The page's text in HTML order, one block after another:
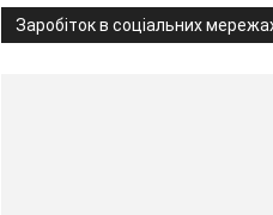
Заробіток в соціальних